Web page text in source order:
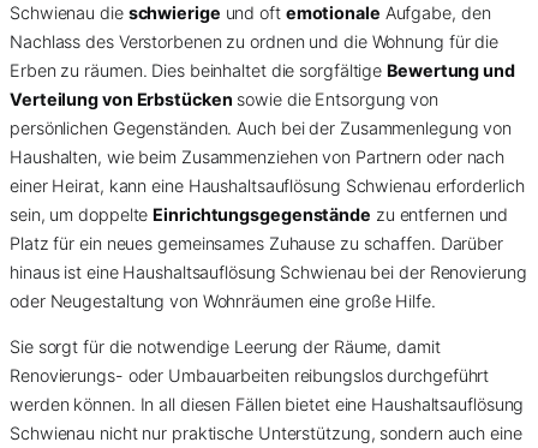
Schwienau die schwierige und oft emotionale Aufgabe, den
Nachlass des Verstorbenen zu ordnen und die Wohnung für die
Erben zu räumen. Dies beinhaltet die sorgfältigeBewertung und
Verteilung von Erbstücken sowie die Entsorgung von
persönlichen Gegenständen. Auch bei der Zusammenlegung von
Haushalten, wie beim Zusammenziehen von Partnern oder nach
einer Heirat, kann eine Haushaltsauflösung Schwienau erforderlich
sein, um doppelteEinrichtungsgegenstände zu entfernen und
Platz für ein neues gemeinsames Zuhause zu schaffen. Darüber
hinaus ist eine Haushaltsauflösung Schwienau bei der Renovierung
oder Neugestaltung von Wohnräumen eine große Hilfe.
Sie sorgt für die notwendige Leerung der Räume, damit
Renovierungs- oder Umbauarbeiten reibungslos durchgeführt
werden können. In all diesen Fällen bietet eine Haushaltsauflösung
Schwienau nicht nur praktische Unterstützung, sondern auch eine